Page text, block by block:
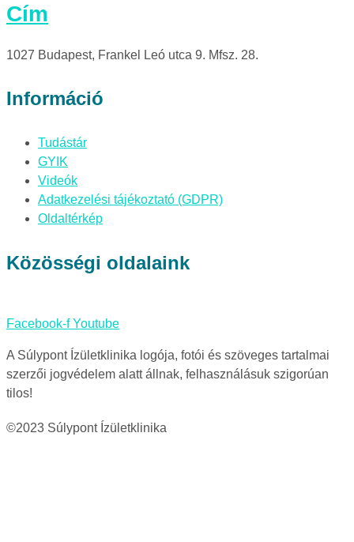
Cím
1027 Budapest, Frankel Leó utca 9. Mfsz. 28.
Információ
Tudástár
GYIK
Videók
Adatkezelési tájékoztató (GDPR)
Oldaltérkép
Közösségi oldalaink
Facebook-f Youtube
A Súlypont Ízületklinika logója, fotói és szöveges tartalmai
szerzői jogvédelem alatt állnak, felhasználásuk szigorúan
tilos!
©2023 Súlypont Ízületklinika